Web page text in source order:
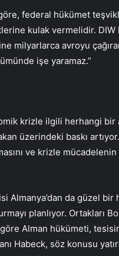
federal hükümet
kulak vermelidir.
milyarlarca avroyu
işe yaramaz.”
krizle ilgili herhangi bir
üzerindeki baskı
ve krizle
Almanya’dan da güzel bir
planlıyor. Ortakları
Alman hükümeti,
Habeck, söz konusu